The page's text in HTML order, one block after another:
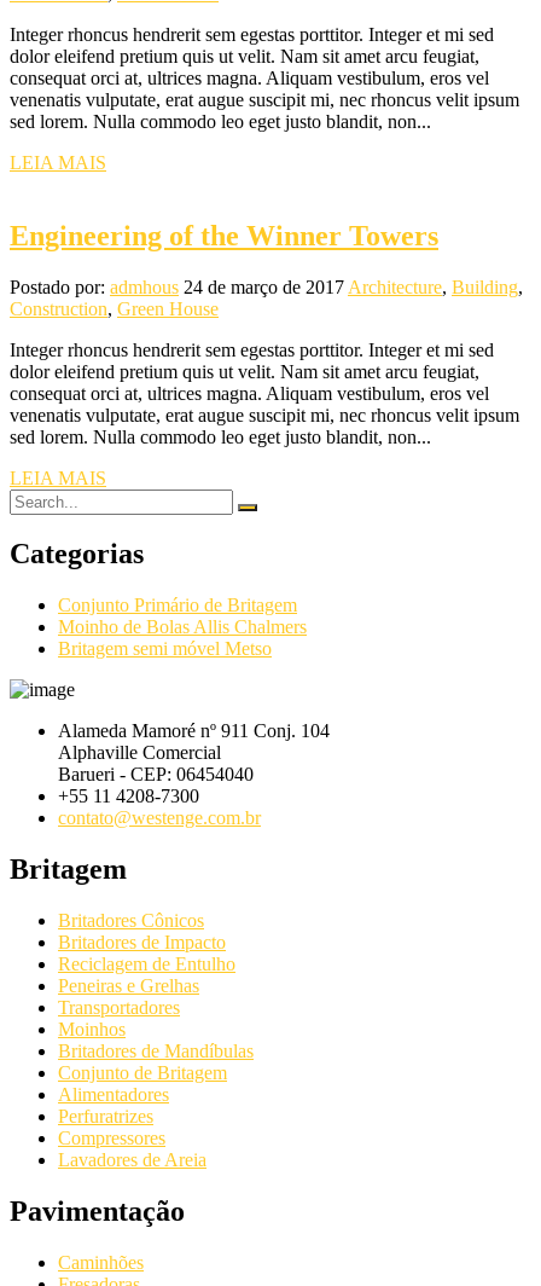
Integer rhoncus hendrerit sem egestas porttitor. Integer et mi sed
dolor eleifend pretium quis ut velit. Nam sit amet arcu feugiat,
consequat orci at, ultrices magna. Aliquam vestibulum, eros vel
venenatis vulputate, erat augue suscipit mi, nec rhoncus velit ipsum
sed lorem. Nulla commodo leo eget justo blandit, non...
LEIA MAIS
Engineering of the Winner Towers
Postado por: admhous 24 de março de 2017 Architecture, Building,
Construction, Green House
Integer rhoncus hendrerit sem egestas porttitor. Integer et mi sed
dolor eleifend pretium quis ut velit. Nam sit amet arcu feugiat,
consequat orci at, ultrices magna. Aliquam vestibulum, eros vel
venenatis vulputate, erat augue suscipit mi, nec rhoncus velit ipsum
sed lorem. Nulla commodo leo eget justo blandit, non...
LEIA MAIS
Categorias
Conjunto Primário de Britagem
Moinho de Bolas Allis Chalmers
Britagem semi móvel Metso
Alameda Mamoré nº 911 Conj. 104
Alphaville Comercial
Barueri - CEP: 06454040
+55 11 4208-7300
contato@westenge.com.br
Britagem
Britadores Cônicos
Britadores de Impacto
Reciclagem de Entulho
Peneiras e Grelhas
Transportadores
Moinhos
Britadores de Mandíbulas
Conjunto de Britagem
Alimentadores
Perfuratrizes
Compressores
Lavadores de Areia
Pavimentação
Caminhões